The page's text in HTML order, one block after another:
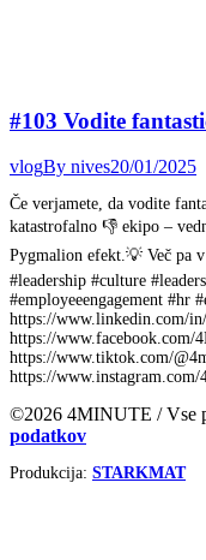
#103 Vodite
vlogBy nives20/01/2025
Če verjamete, da vodite
katastrofalno 👎 ekipo –
Pygmalion efekt.💡 Več pa
#leadership #culture
#employeeengagement #hr
https://www.linkedin.com/
https://www.facebook.com/
https://www.tiktok.com/
https://www.instagram.com/
©2026 4MINUTE / Vse
podatkov
Produkcija: STARKMAT